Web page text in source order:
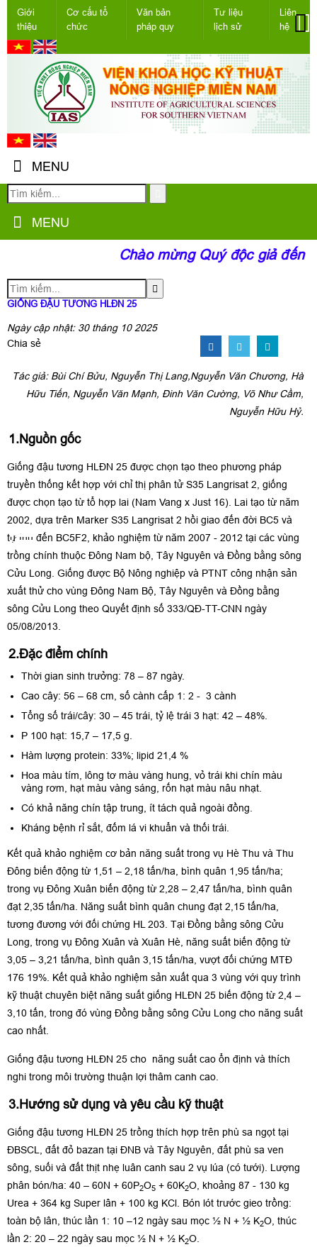
Giới
thiệu
Cơ cấu tổ
chức
Văn bản
pháp quy
Tư liệu
lịch sử
Liên
hệ
MENU
MENU
Chào mừng Quý độc giả đến
GIỐNG ĐẬU TƯƠNG HLĐN 25
Ngày cập nhật: 30 tháng 10 2025
Chia sẻ
Tác giả: Bùi Chí Bửu, Nguyễn Thị Lang,Nguyễn Văn Chương, Hà
Hữu Tiến, Nguyễn Văn Mạnh, Đinh Văn Cường, Võ Như Cầm,
Nguyễn Hữu Hỷ.
1.Nguồn gốc
Giống đậu tương HLĐN 25 được chọn tạo theo phương pháp
truyền thống kết hợp với chỉ thị phân tử S35 Langrisat 2, giống
được chọn tạo từ tổ hợp lai (Nam Vang x Just 16). Lai tạo từ năm
2002, dựa trên Marker S35 Langrisat 2 hồi giao đến đời BC5 và
tự thụ đến BC5F2, khảo nghiệm từ năm 2007 - 2012 tại các vùng
trồng chính thuộc Đông Nam bộ, Tây Nguyên và Đồng bằng sông
Cửu Long. Giống được Bộ Nông nghiệp và PTNT công nhận sản
xuất thử cho vùng Đông Nam Bộ, Tây Nguyên và Đồng bằng
sông Cửu Long theo Quyết định số 333/QĐ-TT-CNN ngày
05/08/2013.
2.Đặc điểm chính
Thời gian sinh trưởng: 78 – 87 ngày.
Cao cây: 56 – 68 cm, số cành cấp 1: 2 - 3 cành
Tổng số trái/cây: 30 – 45 trái, tỷ lệ trái 3 hạt: 42 – 48%.
P 100 hạt: 15,7 – 17,5 g.
Hàm lượng protein: 33%; lipid 21,4 %
Hoa màu tím, lông tơ màu vàng hung, vỏ trái khi chín màu
vàng rơm, hạt màu vàng sáng, rốn hạt màu nâu nhạt.
Có khả năng chín tập trung, ít tách quả ngoài đồng.
Kháng bệnh rỉ sắt, đốm lá vi khuẩn và thối trái.
Kết quả khảo nghiệm cơ bản năng suất trong vụ Hè Thu và Thu
Đông biến động từ 1,51 – 2,18 tấn/ha, bình quân 1,95 tấn/ha;
trong vụ Đông Xuân biến động từ 2,28 – 2,47 tấn/ha, bình quân
đạt 2,35 tấn/ha. Năng suất bình quân chung đạt 2,15 tấn/ha,
tương đương với đối chứng HL 203. Tại Đồng bằng sông Cửu
Long, trong vụ Đông Xuân và Xuân Hè, năng suất biến động từ
3,05 – 3,21 tấn/ha, bình quân 3,15 tấn/ha, vượt đối chứng MTĐ
176 19%. Kết quả khảo nghiệm sản xuất qua 3 vùng với quy trình
kỹ thuật chuyên biệt năng suất giống HLĐN 25 biến động từ 2,4 –
3,10 tấn, trong đó vùng Đồng bằng sông Cửu Long cho năng suất
cao nhất.
Giống đậu tương HLĐN 25 cho năng suất cao ổn định và thích
nghi trong môi trường thuận lợi thâm canh cao.
3.Hướng sử dụng và yêu cầu kỹ thuật
Giống đậu tương HLĐN 25 trồng thích hợp trên phù sa ngọt tại
ĐBSCL, đất đỏ bazan tại ĐNB và Tây Nguyên, đất phù sa ven
sông, suối và đất thịt nhẹ luân canh sau 2 vụ lúa (có tưới). Lượng
phân bón/ha: 40 – 60N + 60P2O5 + 60K2O, khoảng 87 - 130 kg
Urea + 364 kg Super lân + 100 kg KCl. Bón lót trước gieo trồng:
toàn bộ lân, thúc lần 1: 10 –12 ngày sau mọc ½ N + ½ K2O, thúc
lần 2: 20 – 22 ngày sau mọc ½ N + ½ K2O.